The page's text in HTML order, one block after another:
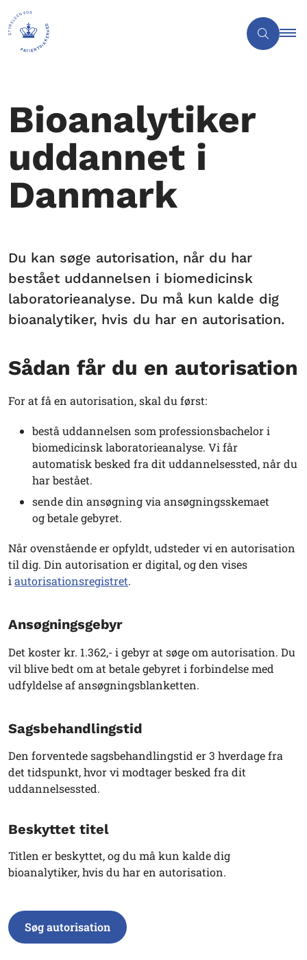
Bioanalytiker
uddannet i
Danmark
Du kan søge autorisation, når du har
bestået uddannelsen i biomedicinsk
laboratorieanalyse. Du må kun kalde dig
bioanalytiker, hvis du har en autorisation.
Sådan får du en autorisation
For at få en autorisation, skal du først:
bestå uddannelsen som professionsbachelor i
biomedicinsk laboratorieanalyse. Vi får
automatisk besked fra dit uddannelsessted, når du
har bestået.
sende din ansøgning via ansøgningsskemaet
og betale gebyret.
Når ovenstående er opfyldt, udsteder vi en autorisation
til dig. Din autorisation er digital, og den vises
iautorisationsregistret.
Ansøgningsgebyr
Det koster kr. 1.362,- i gebyr at søge om autorisation. Du
vil blive bedt om at betale gebyret i forbindelse med
udfyldelse af ansøgningsblanketten.
Sagsbehandlingstid
Den forventede sagsbehandlingstid er 3 hverdage fra
det tidspunkt, hvor vi modtager besked fra dit
uddannelsessted.
Beskyttet titel
Titlen er beskyttet, og du må kun kalde dig
bioanalytiker, hvis du har en autorisation.
Søg autorisation